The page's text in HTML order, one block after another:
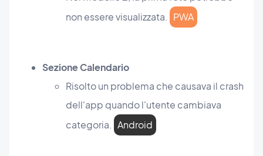
non essere visualizzata. PWA
Sezione Calendario
Risolto un problema che causava il crash
dell'app quando l'utente cambiava
categoria. Android